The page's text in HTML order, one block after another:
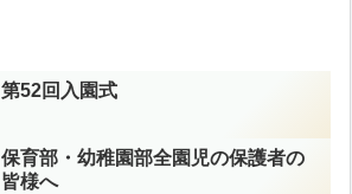
第52回入園式
保育部・幼稚園部全園児の保護者の
皆様へ